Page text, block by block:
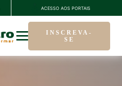
ACESSO AOS PORTAIS
INSCREVA-
SE